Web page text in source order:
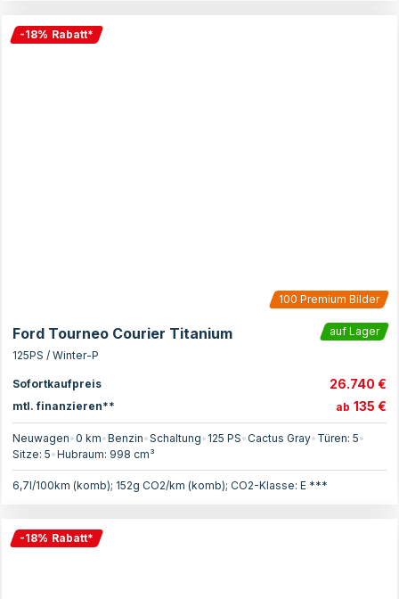
-18% Rabatt*
100 Premium Bilder
Ford Tourneo Courier Titanium
auf Lager
125PS / Winter-P
Sofortkaufpreis 26.740 €
mtl. finanzieren** ab 135 €
Neuwagen•0 km•Benzin•Schaltung• 125 PS•Cactus Gray• Türen: 5•
Sitze: 5•Hubraum: 998 cm³
6,7l/100km (komb); 152g CO2/km (komb); CO2-Klasse: E ***
-18% Rabatt*